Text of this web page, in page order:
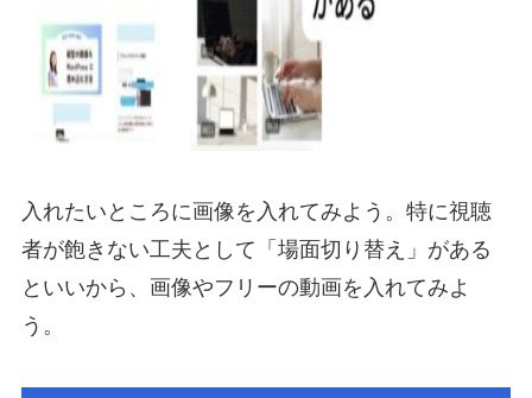
入れたいところに画像を入れてみよう。特に視聴
者が飽きない工夫として「場面切り替え」がある
といいから、画像やフリーの動画を入れてみよ
う。